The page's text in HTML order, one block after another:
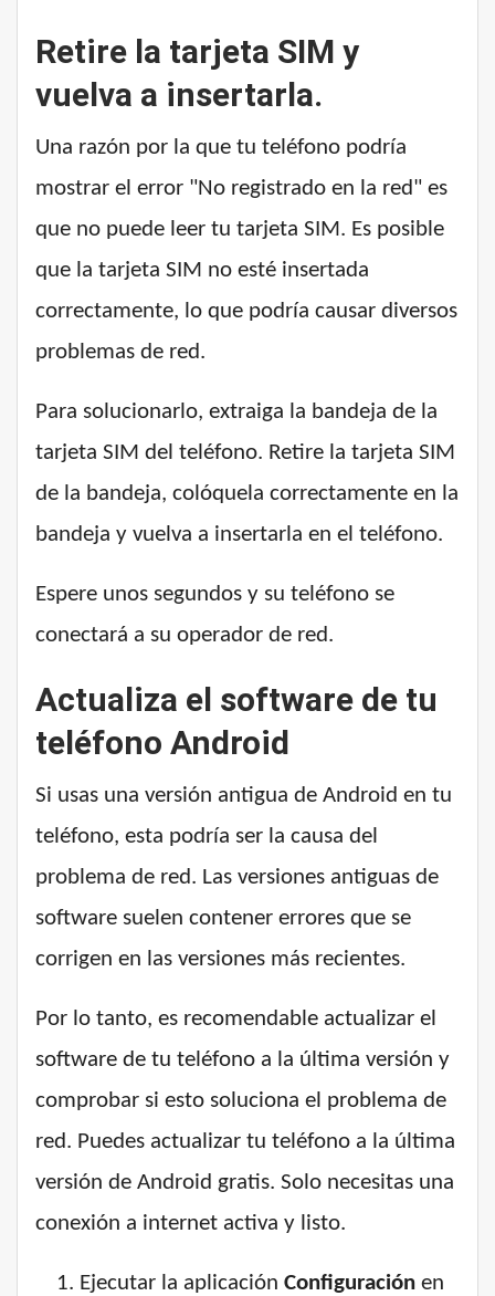
Retire la tarjeta SIM y
vuelva a insertarla.
Una razón por la que tu teléfono podría
mostrar el error "No registrado en la red" es
que no puede leer tu tarjeta SIM. Es posible
que la tarjeta SIM no esté insertada
correctamente, lo que podría causar diversos
problemas de red.
Para solucionarlo, extraiga la bandeja de la
tarjeta SIM del teléfono. Retire la tarjeta SIM
de la bandeja, colóquela correctamente en la
bandeja y vuelva a insertarla en el teléfono.
Espere unos segundos y su teléfono se
conectará a su operador de red.
Actualiza el software de tu
teléfono Android
Si usas una versión antigua de Android en tu
teléfono, esta podría ser la causa del
problema de red. Las versiones antiguas de
software suelen contener errores que se
corrigen en las versiones más recientes.
Por lo tanto, es recomendable actualizar el
software de tu teléfono a la última versión y
comprobar si esto soluciona el problema de
red. Puedes actualizar tu teléfono a la última
versión de Android gratis. Solo necesitas una
conexión a internet activa y listo.
Ejecutar la aplicación Configuración en